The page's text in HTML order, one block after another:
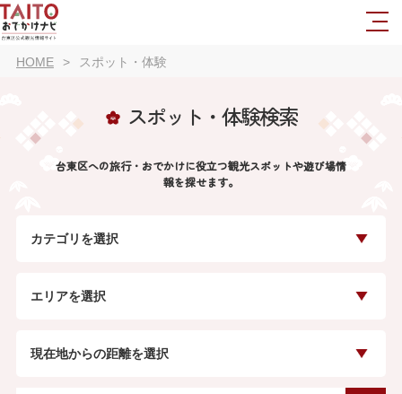
HOME スポット・体験
スポット・体験検索
台東区への旅行・おでかけに役立つ観光スポットや遊び場情
報を探せます。
カテゴリを選択
エリアを選択
現在地からの距離を選択